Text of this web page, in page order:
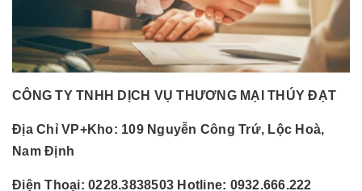
CÔNG TY TNHH DỊCH VỤ THƯƠNG MẠI THÚY ĐẠT
Địa Chỉ VP+Kho: 109 Nguyễn Công Trứ, Lộc Hoà,
Nam Định
Điện Thoại: 0228.3838503 Hotline: 0932.666.222